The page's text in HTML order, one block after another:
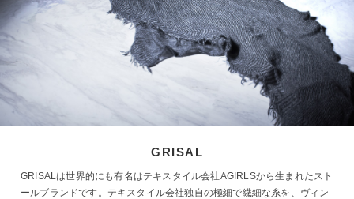
GRISAL
GRISALは世界的にも有名はテキスタイル会社AGIRLSから生まれたスト
ールブランドです。テキスタイル会社独自の極細で繊細な糸を、ヴィン